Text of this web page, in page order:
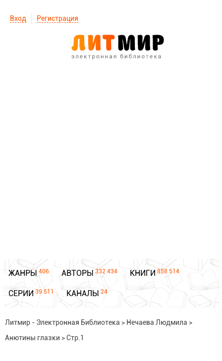
Вход Регистрация
ЖАНРЫ 406 АВТОРЫ 332 434 КНИГИ 858 514
СЕРИИ 39 511 КАНАЛЫ 24
Литмир - Электронная Библиотека > Нечаева Людмила >
Анютины глазки >Стр.1